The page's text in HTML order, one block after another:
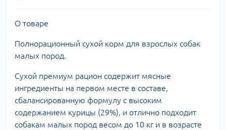
О товаре
Полнорационный сухой корм для взрослых собак
малых пород.
Сухой премиум рацион содержит мясные
ингредиенты на первом месте в составе,
сбалансированную формулу с высоким
содержанием курицы (29%), и отлично подходит
собакам малых пород весом до 10 кг и в возрасте